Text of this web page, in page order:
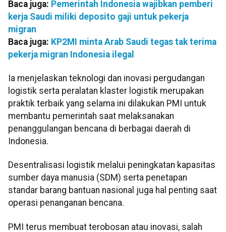
Baca juga: Pemerintah Indonesia wajibkan pemberi
kerja Saudi miliki deposito gaji untuk pekerja
migran
Baca juga: KP2MI minta Arab Saudi tegas tak terima
pekerja migran Indonesia ilegal
Ia menjelaskan teknologi dan inovasi pergudangan
logistik serta peralatan klaster logistik merupakan
praktik terbaik yang selama ini dilakukan PMI untuk
membantu pemerintah saat melaksanakan
penanggulangan bencana di berbagai daerah di
Indonesia.
Desentralisasi logistik melalui peningkatan kapasitas
sumber daya manusia (SDM) serta penetapan
standar barang bantuan nasional juga hal penting saat
operasi penanganan bencana.
PMI terus membuat terobosan atau inovasi, salah